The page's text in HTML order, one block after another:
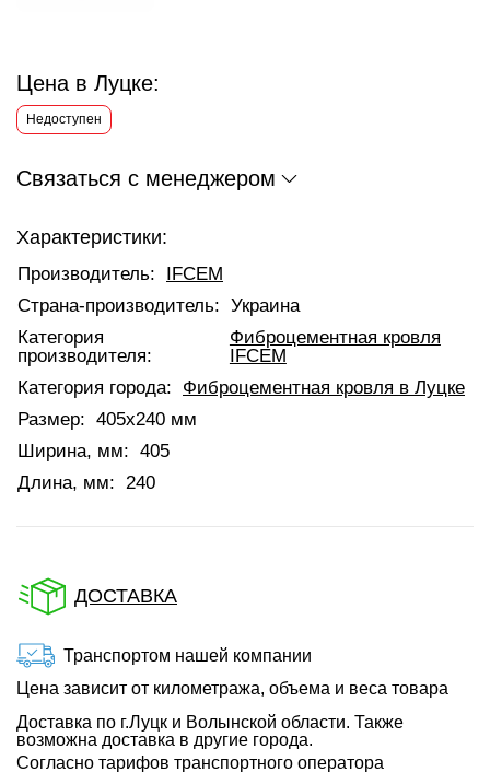
Цена в Луцке:
Недоступен
Связаться с менеджером
Характеристики:
Производитель:
IFCEM
Страна-производитель: Украина
Категория
производителя:
Фиброцементная кровля
IFCEM
Категория города:
Фиброцементная кровля в Луцке
Размер: 405x240 мм
Ширина, мм: 405
Длина, мм: 240
ДОСТАВКА
Транспортом нашей компании
Цена зависит от километража, объема и веса товара
Доставка по г.Луцк и Волынской области. Также
возможна доставка в другие города.
Согласно тарифов транспортного оператора